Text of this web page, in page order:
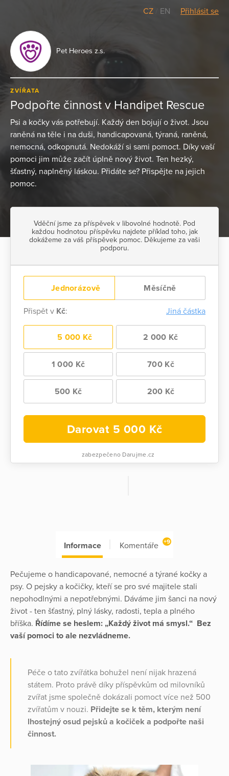
CZ EN Přihlásit se
Pet Heroes z.s.
ZVÍŘATA
Podpořte činnost v Handipet Rescue
Psi a kočky vás potřebují. Každý den bojují o život. Jsou
raněná na těle i na duši, handicapovaná, týraná, raněná,
nemocná, odkopnutá. Nedokáží si sami pomoct. Díky vaší
pomoci jim může začít úplně nový život. Ten hezký,
šťastný, naplněný láskou. Přidáte se? Přispějte na jejich
pomoc.
Vděční jsme za příspěvek v libovolné hodnotě. Pod
každou hodnotou příspěvku najdete příklad toho, jak
dokážeme za váš příspěvek pomoc. Děkujeme za vaši
podporu.
Jednorázově Měsíčně
Přispět v Kč: Jiná částka
5 000 Kč 2 000 Kč
1 000 Kč 700 Kč
500 Kč 200 Kč
Darovat 5 000 Kč
zabezpečeno Darujme.cz
Informace Komentáře +9
Pečujeme o handicapované, nemocné a týrané kočky a
psy. O pejsky a kočičky, kteří se pro své majitele stali
nepohodlnými a nepotřebnými. Dáváme jim šanci na nový
život - ten šťastný, plný lásky, radosti, tepla a plného
bříška. Řídíme se heslem: „Každý život má smysl.“ Bez
vaší pomoci to ale nezvládneme.
Péče o tato zvířátka bohužel není nijak hrazená
státem. Proto právě díky příspěvkům od milovníků
zvířat jsme společně dokázali pomoct více než 500
zvířatům v nouzi. Přidejte se k těm, kterým není
lhostejný osud pejsků a kočiček a podpořte naši
činnost.